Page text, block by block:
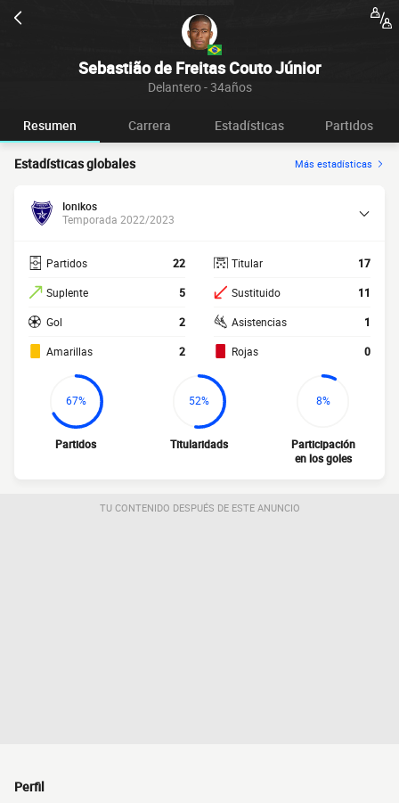
Sebastião de Freitas Couto Júnior
Delantero - 34años
Resumen Carrera Estadísticas Partidos
Estadísticas globales Más estadísticas
Ionikos
Temporada 2022/2023
Partidos 22
Suplente 5
Gol 2
Amarillas 2
Titular 17
Sustituido 11
Asistencias 1
Rojas 0
67%
Partidos
52%
Titularidads
8%
Participación
en los goles
TU CONTENIDO DESPUÉS DE ESTE ANUNCIO
Perfil